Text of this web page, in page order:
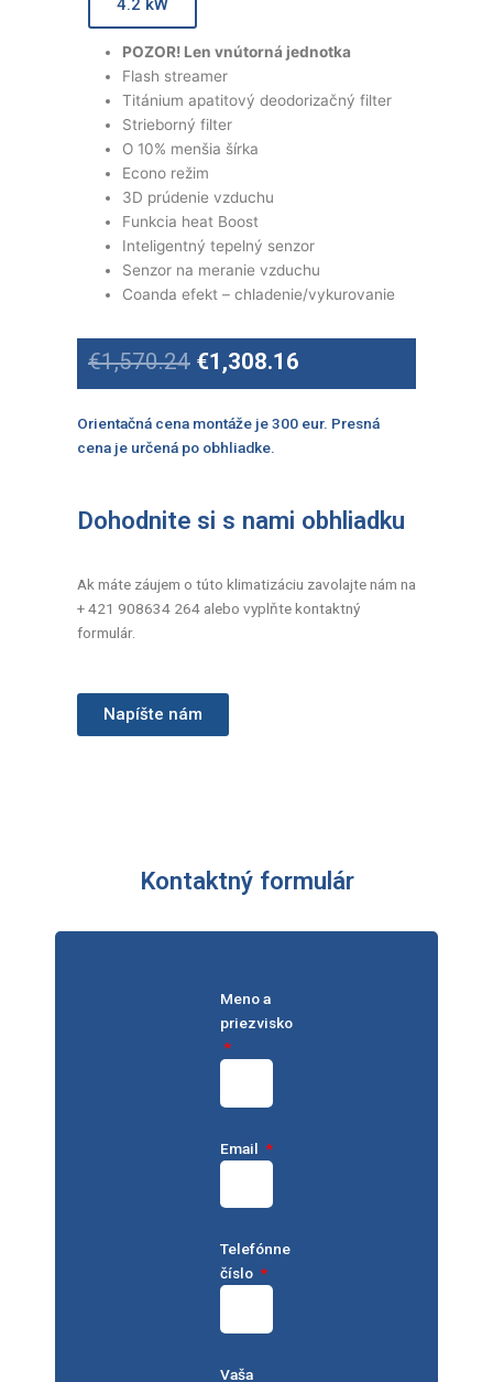
4.2 kW
POZOR! Len vnútorná jednotka
Flash streamer
Titánium apatitový deodorizačný filter
Strieborný filter
O 10% menšia šírka
Econo režim
3D prúdenie vzduchu
Funkcia heat Boost
Inteligentný tepelný senzor
Senzor na meranie vzduchu
Coanda efekt – chladenie/vykurovanie
€1,570.24 Original
price
was:
€1,570.24.
€1,308.16
is:
€1,308.16.
Orientačná cena montáže je 300 eur. Presná
cena je určená po obhliadke.
Dohodnite si s nami obhliadku
Ak máte záujem o túto klimatizáciu zavolajte nám na
+ 421 908634 264 alebo vyplňte kontaktný
formulár.
Napíšte nám
Kontaktný formulár
Meno a
priezvisko
Email
Telefónne
číslo
Vaša